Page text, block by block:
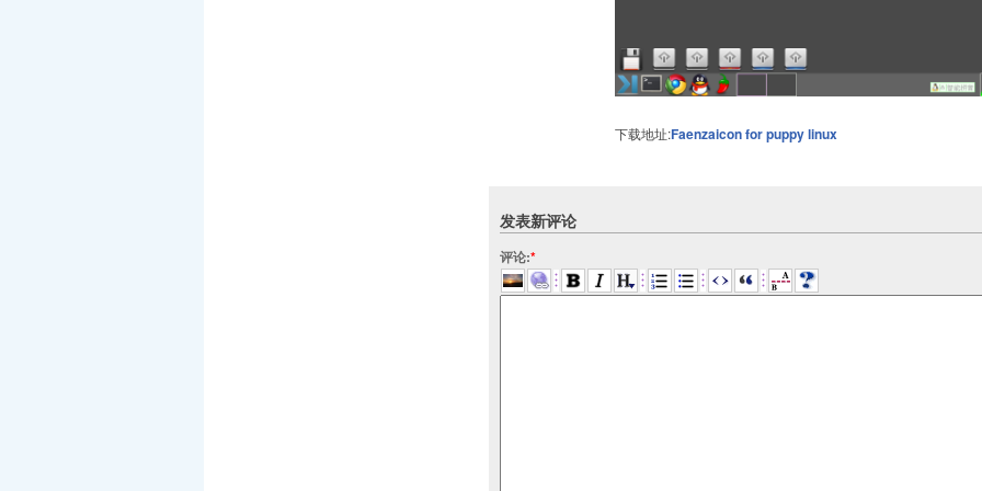
下载地址:Faenzaicon for puppy linux
发表新评论
评论:*